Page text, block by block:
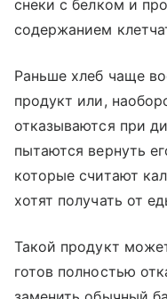
снеки с белком и
содержанием
Раньше хлеб чаще
продукт или,
отказываются при
пытаются вернуть
которые считают
хотят получать от
Такой продукт
готов полностью